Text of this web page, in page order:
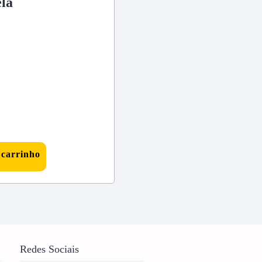
Redes Sociais